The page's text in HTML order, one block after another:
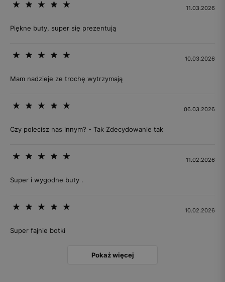
11.03.2026
Piękne buty, super się prezentują
10.03.2026
Mam nadzieje ze trochę wytrzymają
06.03.2026
Czy polecisz nas innym? - Tak Zdecydowanie tak
11.02.2026
Super i wygodne buty .
10.02.2026
Super fajnie botki
Pokaż więcej